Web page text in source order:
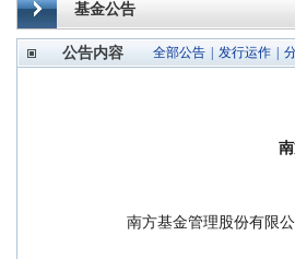
基金公告
公告内容 全部公告 发行运作
南方基金管理股份有限